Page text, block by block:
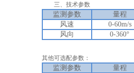
三、技术参数
监测参数
量程
风速
0-60m/s
风向
0-360°
其他可选配参数：
监测参数
量程